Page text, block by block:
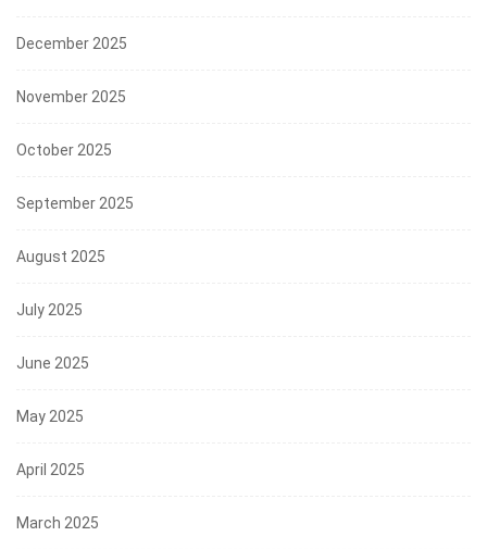
December 2025
November 2025
October 2025
September 2025
August 2025
July 2025
June 2025
May 2025
April 2025
March 2025